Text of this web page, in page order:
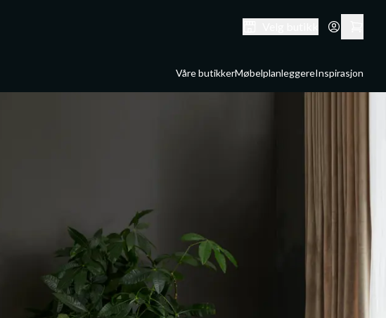
Våre butikkerMøbelplanleggereInspirasjon